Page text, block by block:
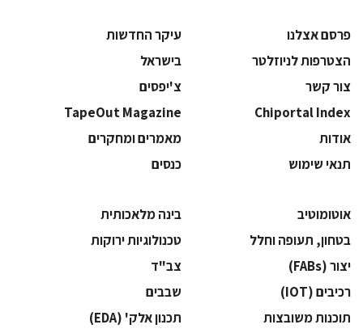
פרסם אצלנו
עיקר החדשות
הצטרפות לניוזלטר
בישראל
צור קשר
צ'יפסים
Chiportal Index
TapeOut Magazine
אודות
מאמרים ומחקרים
תנאי שימוש
כנסים
אוטומוטיב
בינה מלאכותית
בטחון, תעופה וחלל
‫טכנולוגיות ירוקות‬
‫יצור (‪(FABs‬‬
‫צב"ד‬
‫רכיבים‬ (IOT)
‫שבבים‬
‫תוכנות משובצות‬
‫תכנון אלק' (‪(EDA‬‬